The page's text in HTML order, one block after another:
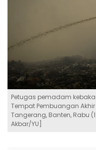
Petugas pemadam
Tempat Pembuangan
Tangerang, Banten, Rabu
Akbar/YU]